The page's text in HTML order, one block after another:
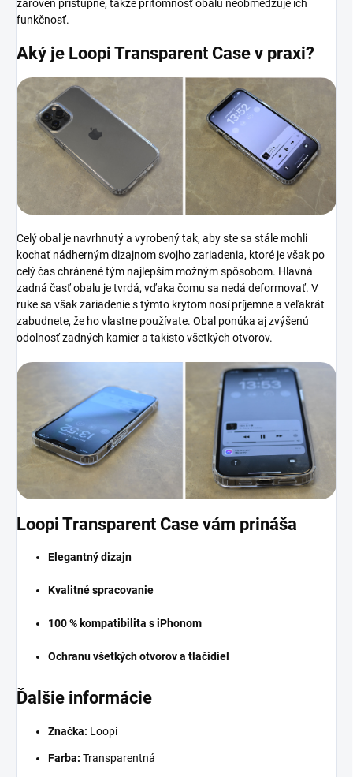
zároveň prístupné, takže prítomnosť obalu neobmedzuje ich
funkčnosť.
Aký je Loopi Transparent Case v praxi?
Celý obal je navrhnutý a vyrobený tak, aby ste sa stále mohli
kochať nádherným dizajnom svojho zariadenia, ktoré je však po
celý čas chránené tým najlepším možným spôsobom. Hlavná
zadná časť obalu je tvrdá, vďaka čomu sa nedá deformovať. V
ruke sa však zariadenie s týmto krytom nosí príjemne a veľakrát
zabudnete, že ho vlastne používate. Obal ponúka aj zvýšenú
odolnosť zadných kamier a takisto všetkých otvorov.
Loopi Transparent Case vám prináša
Elegantný dizajn
Kvalitné spracovanie
100 % kompatibilita s iPhonom
Ochranu všetkých otvorov a tlačidiel
Ďalšie informácie
Značka: Loopi
Farba: Transparentná